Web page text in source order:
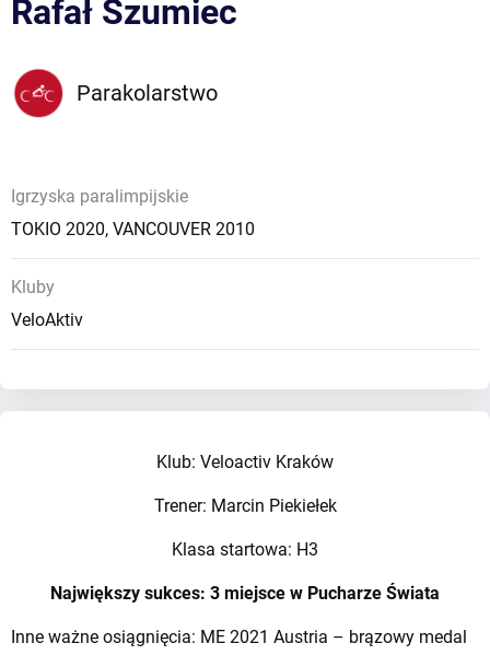
Rafał Szumiec
Parakolarstwo
Igrzyska paralimpijskie
TOKIO 2020, VANCOUVER 2010
Kluby
VeloAktiv
Klub: Veloactiv Kraków
Trener: Marcin Piekiełek
Klasa startowa: H3
Największy sukces: 3 miejsce w Pucharze Świata
Inne ważne osiągnięcia: ME 2021 Austria – brązowy medal